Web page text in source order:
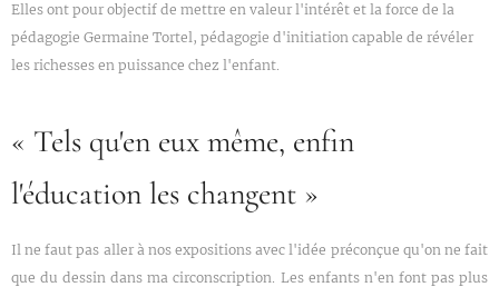
Elles ont pour objectif de mettre en valeur l'intérêt et la force de la
pédagogie Germaine Tortel, pédagogie d'initiation capable de révéler
les richesses en puissance chez l'enfant.
« Tels qu'en eux même, enfin
l'éducation les changent »
Il ne faut pas aller à nos expositions avec l'idée préconçue qu'on ne fait
que du dessin dans ma circonscription. Les enfants n'en font pas plus